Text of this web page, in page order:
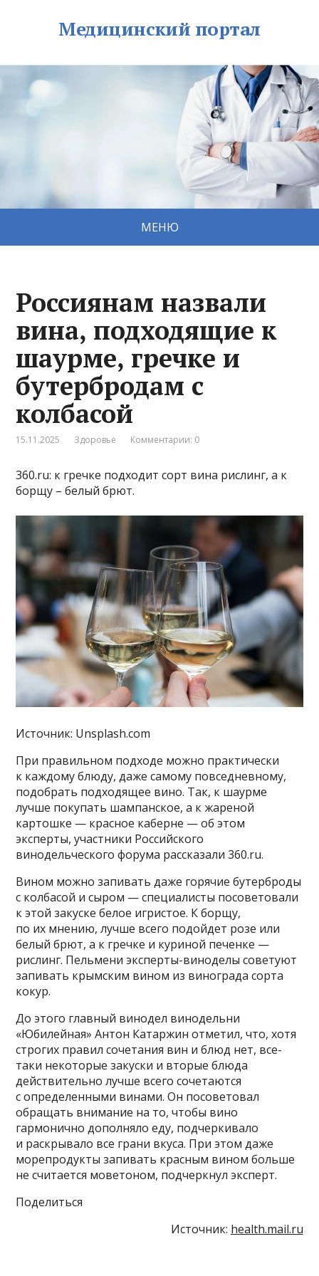
Медицинский портал
МЕНЮ
Россиянам назвали
вина, подходящие к
шаурме, гречке и
бутербродам с
колбасой
15.11.2025 Здоровье Комментарии: 0
360.ru: к гречке подходит сорт вина рислинг, а к
борщу – белый брют.
Источник: Unsplash.com
При правильном подходе можно практически
к каждому блюду, даже самому повседневному,
подобрать подходящее вино. Так, к шаурме
лучше покупать шампанское, а к жареной
картошке — красное каберне — об этом
эксперты, участники Российского
винодельческого форума рассказали 360.ru.
Вином можно запивать даже горячие бутерброды
с колбасой и сыром — специалисты посоветовали
к этой закуске белое игристое. К борщу,
по их мнению, лучше всего подойдет розе или
белый брют, а к гречке и куриной печенке —
рислинг. Пельмени эксперты-виноделы советуют
запивать крымским вином из винограда сорта
кокур.
До этого главный винодел винодельни
«Юбилейная» Антон Катаржин отметил, что, хотя
строгих правил сочетания вин и блюд нет, все-
таки некоторые закуски и вторые блюда
действительно лучше всего сочетаются
с определенными винами. Он посоветовал
обращать внимание на то, чтобы вино
гармонично дополняло еду, подчеркивало
и раскрывало все грани вкуса. При этом даже
морепродукты запивать красным вином больше
не считается моветоном, подчеркнул эксперт.
Поделиться
Источник: health.mail.ru